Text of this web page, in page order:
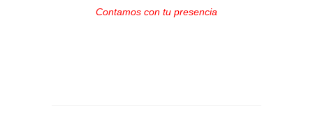
Contamos con tu presencia